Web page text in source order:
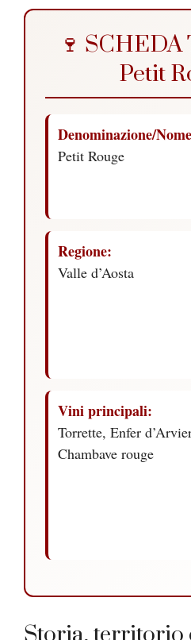
🍷
Petit
Denominazione/
Petit Rouge
Regione:
Valle d’Aosta
Vini principali:
Torrette, Enfer
Chambave rouge